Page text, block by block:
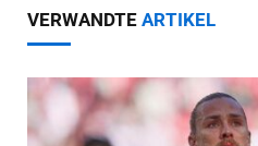
VERWANDTE ARTIKEL